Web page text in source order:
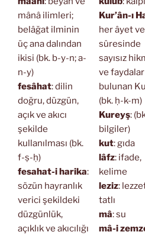
mânâ ilimleri;
belâğat ilminin
üç ana dalından
ikisi (bk. b-y-n; a-
n-y)
fesâhat: dilin
doğru, düzgün,
açık ve akıcı
şekilde
kullanılması (bk.
f-ṣ-ḥ)
fesahat-i harika:
sözün hayranlık
verici şekildeki
düzgünlük,
açıklık ve akıcılığı
Kur’ân-ı
her âyet ve
sûresinde
sayısız
ve faydalar
bulunan
(bk. ḥ-k-m)
Kureyş:
bilgiler)
kut: gıda
lâfz: ifade,
kelime
leziz:
tatlı
mâ: su
mâ-i